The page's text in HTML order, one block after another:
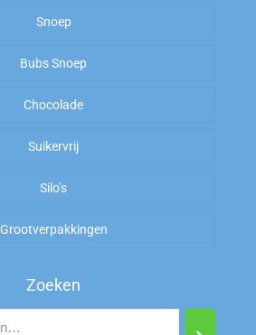
Kiloknallers
To Good To Go
Zoet
Zout
Arabische Gom
Snoep
Amerikaans Snoep
Zoet
Zuur
Zout
Bubs Snoep
Chocolade
Suikervrij
Silo’s
Grootverpakkingen
Zoeken